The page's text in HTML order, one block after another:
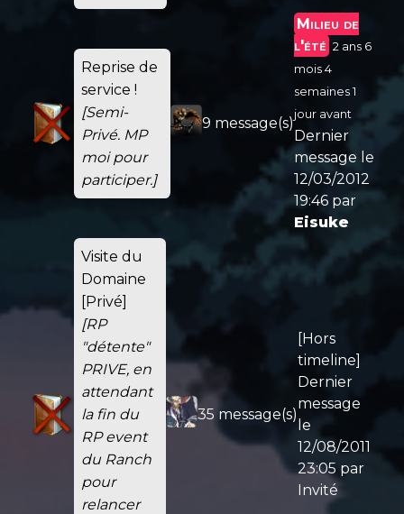
Reprise de
service !
[Semi-
Privé. MP
moi pour
participer.]
9 message(s)
Milieu de
l'été 2 ans 6
mois 4
semaines 1
jour avant
Dernier
message le
12/03/2012
19:46par
Eisuke
Visite du
Domaine
[Privé]
[RP
"détente"
PRIVE, en
attendant
la fin du
RP event
du Ranch
pour
relancer
35 message(s)
[Hors
timeline]
Dernier
message
le
12/08/2011
23:05 par
Invité